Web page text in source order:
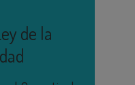
de la